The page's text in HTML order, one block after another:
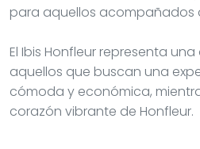
para aquellos acompañados
El Ibis Honfleur representa
aquellos que buscan una
cómoda y económica,
corazón vibrante de Honfleur.